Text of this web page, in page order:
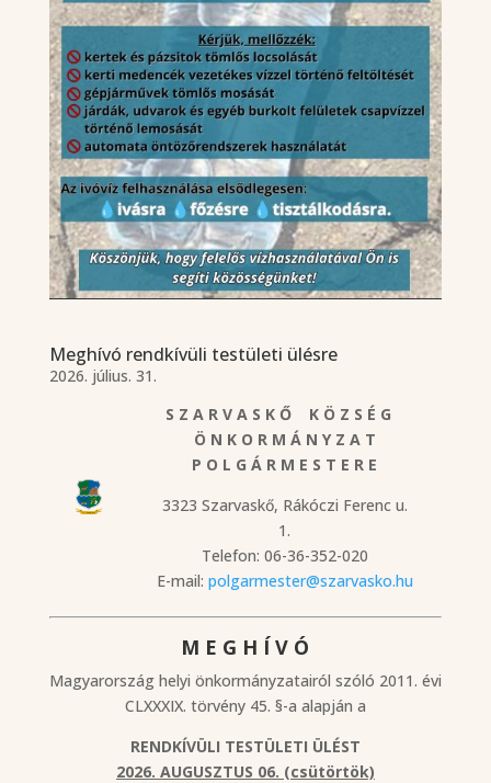
Meghívó rendkívüli testületi ülésre
2026. július. 31.
S Z A R V A S K Ő K Ö Z S É G
Ö N K O R M Á N Y Z A T
P O L G Á R M E S T E R E
3323 Szarvaskő, Rákóczi Ferenc u.
1.
Telefon: 06-36-352-020
E-mail: polgarmester@szarvasko.hu
M E G H Í V Ó
Magyarország helyi önkormányzatairól szóló 2011. évi
CLXXXIX. törvény 45. §-a alapján a
RENDKÍVÜLI TESTÜLETI ÜLÉST
2026. AUGUSZTUS 06. (csütörtök)